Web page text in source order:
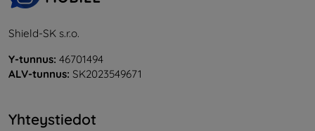
Shield-SK s.r.o.
Y-tunnus: 46701494
ALV-tunnus: SK2023549671
Yhteystiedot